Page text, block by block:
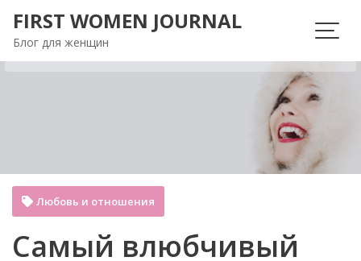
содержимому
FIRST WOMEN JOURNAL
Блог для женщин
Самый влюбчивый
Любовь и отношения